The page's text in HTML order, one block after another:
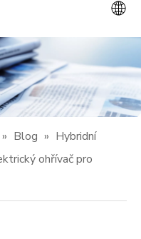
» Blog » Hybridní
ohřívač pro